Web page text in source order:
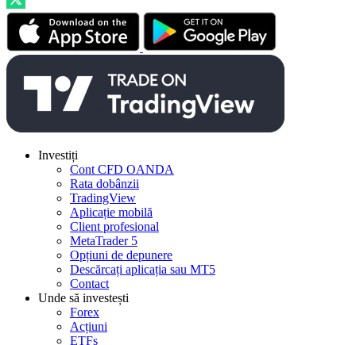
Investiți
Cont CFD OANDA
Rata dobânzii
TradingView
Aplicație mobilă
Client profesional
MetaTrader 5
Opțiuni de depunere
Descărcați aplicația sau MT5
Contact
Unde să investești
Forex
Acțiuni
ETFs